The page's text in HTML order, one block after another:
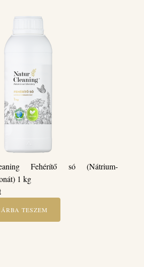
Fehérítő só (Nátrium-
1 kg
TESZEM